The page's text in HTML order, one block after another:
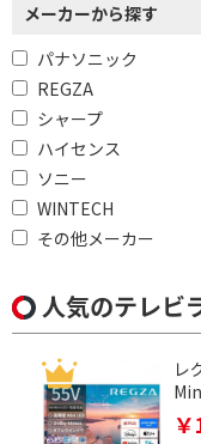
メーカーから探す
パナソニック
REGZA
シャープ
ハイセンス
ソニー
WINTECH
その他メーカー
人気のテレビ
レ